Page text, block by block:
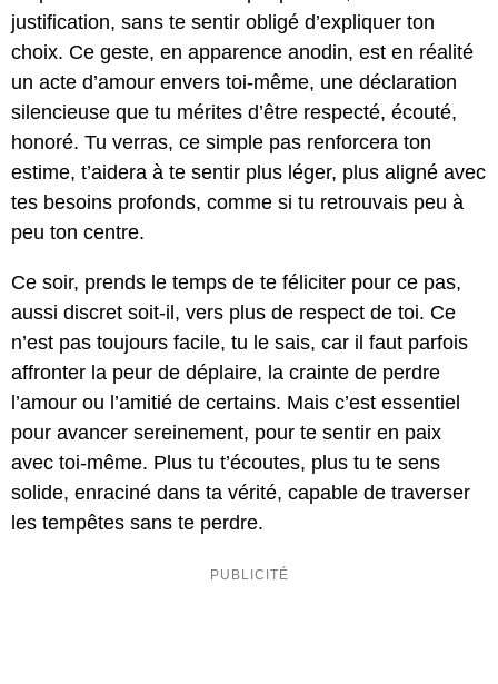
justification, sans te sentir obligé d’expliquer ton
choix. Ce geste, en apparence anodin, est en réalité
un acte d’amour envers toi-même, une déclaration
silencieuse que tu mérites d’être respecté, écouté,
honoré. Tu verras, ce simple pas renforcera ton
estime, t’aidera à te sentir plus léger, plus aligné avec
tes besoins profonds, comme si tu retrouvais peu à
peu ton centre.
Ce soir, prends le temps de te féliciter pour ce pas,
aussi discret soit-il, vers plus de respect de toi. Ce
n’est pas toujours facile, tu le sais, car il faut parfois
affronter la peur de déplaire, la crainte de perdre
l’amour ou l’amitié de certains. Mais c’est essentiel
pour avancer sereinement, pour te sentir en paix
avec toi-même. Plus tu t’écoutes, plus tu te sens
solide, enraciné dans ta vérité, capable de traverser
les tempêtes sans te perdre.